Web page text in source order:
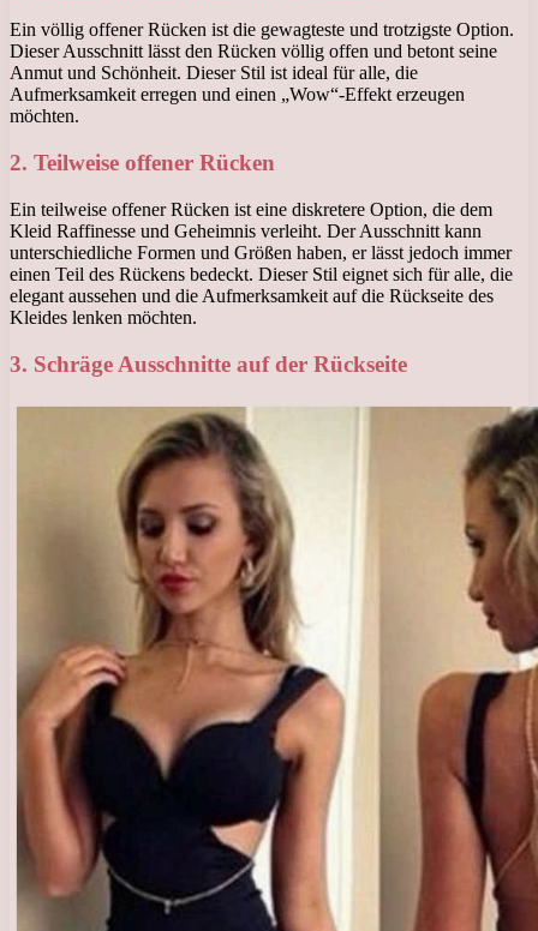
Ein völlig offener Rücken ist die gewagteste und trotzigste Option.
Dieser Ausschnitt lässt den Rücken völlig offen und betont seine
Anmut und Schönheit. Dieser Stil ist ideal für alle, die
Aufmerksamkeit erregen und einen „Wow“-Effekt erzeugen
möchten.
2. Teilweise offener Rücken
Ein teilweise offener Rücken ist eine diskretere Option, die dem
Kleid Raffinesse und Geheimnis verleiht. Der Ausschnitt kann
unterschiedliche Formen und Größen haben, er lässt jedoch immer
einen Teil des Rückens bedeckt. Dieser Stil eignet sich für alle, die
elegant aussehen und die Aufmerksamkeit auf die Rückseite des
Kleides lenken möchten.
3. Schräge Ausschnitte auf der Rückseite